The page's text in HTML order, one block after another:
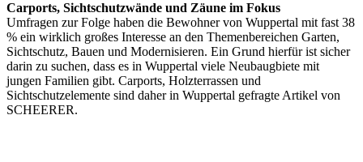
Carports, Sichtschutzwände und Zäune im Fokus
Umfragen zur Folge haben die Bewohner von Wuppertal mit fast 38
% ein wirklich großes Interesse an den Themenbereichen Garten,
Sichtschutz, Bauen und Modernisieren. Ein Grund hierfür ist sicher
darin zu suchen, dass es in Wuppertal viele Neubaugbiete mit
jungen Familien gibt. Carports, Holzterrassen und
Sichtschutzelemente sind daher in Wuppertal gefragte Artikel von
SCHEERER.